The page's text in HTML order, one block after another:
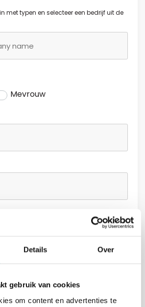
Details Over
gebruik van cookies
om content en advertenties te
met typen en selecteer een bedrijf uit de
Mevrouw